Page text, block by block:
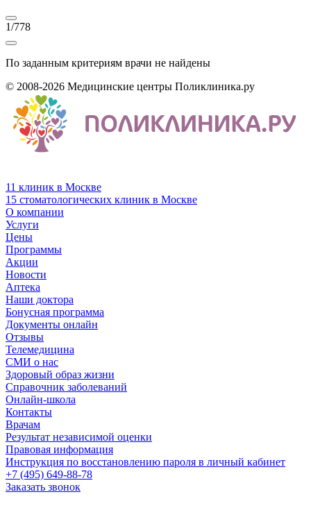
1/778
По заданным критериям врачи не найдены
© 2008-2026 Медицинские центры Поликлиника.ру
11 клиник в Москве
15 стоматологических клиник в Москве
О компании
Услуги
Цены
Программы
Акции
Новости
Аптека
Наши доктора
Бонусная программа
Документы онлайн
Отзывы
Телемедицина
СМИ о нас
Здоровый образ жизни
Справочник заболеваний
Онлайн-школа
Контакты
Врачам
Результат независимой оценки
Правовая информация
Инструкция по восстановлению пароля в личный кабинет
+7 (495) 649-88-78
Заказать звонок